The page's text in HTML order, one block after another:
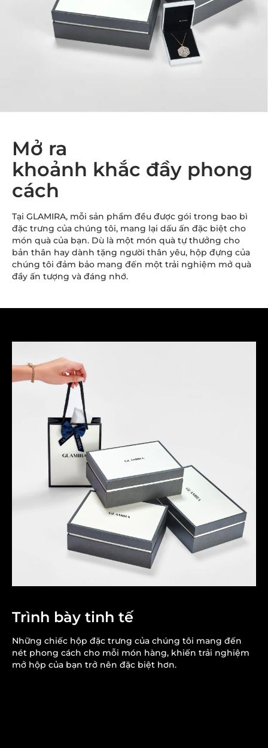
Mở ra
khoảnh khắc đầy phong
cách
Tại GLAMIRA, mỗi sản phẩm đều được gói trong bao bì
đặc trưng của chúng tôi, mang lại dấu ấn đặc biệt cho
món quà của bạn. Dù là một món quà tự thưởng cho
bản thân hay dành tặng người thân yêu, hộp đựng của
chúng tôi đảm bảo mang đến một trải nghiệm mở quà
đầy ấn tượng và đáng nhớ.
Trình bày tinh tế
Những chiếc hộp đặc trưng của chúng tôi mang đến
nét phong cách cho mỗi món hàng, khiến trải nghiệm
mở hộp của bạn trở nên đặc biệt hơn.